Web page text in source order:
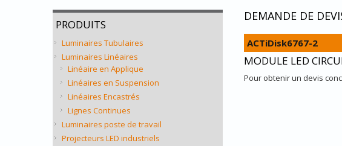
DEMANDE DE
ACTiDisk6767-2
MODULE LED
Pour obtenir un devis
PRODUITS
Luminaires Tubulaires
Luminaires Linéaires
Linéaire en Applique
Linéaires en Suspension
Linéaires Encastrés
Lignes Continues
Luminaires poste de travail
Projecteurs LED industriels